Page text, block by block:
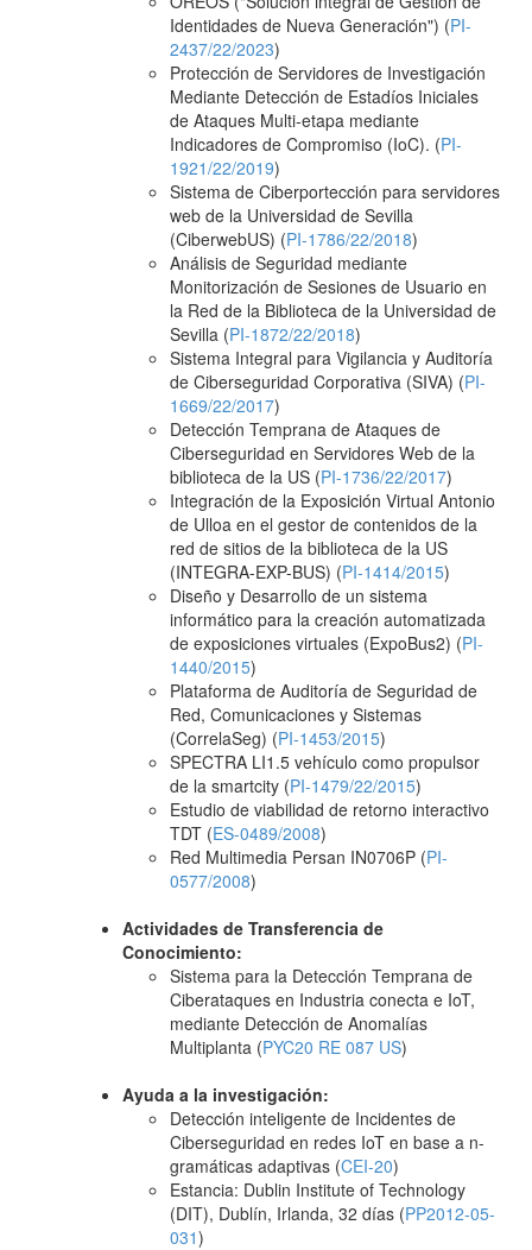
Identidades de Nueva Generación") (PI-
2437/22/2023)
Protección de Servidores de Investigación
Mediante Detección de Estadíos Iniciales
de Ataques Multi-etapa mediante
Indicadores de Compromiso (IoC). (PI-
1921/22/2019)
Sistema de Ciberportección para servidores
web de la Universidad de Sevilla
(CiberwebUS) (PI-1786/22/2018)
Análisis de Seguridad mediante
Monitorización de Sesiones de Usuario en
la Red de la Biblioteca de la Universidad de
Sevilla (PI-1872/22/2018)
Sistema Integral para Vigilancia y Auditoría
de Ciberseguridad Corporativa (SIVA) (PI-
1669/22/2017)
Detección Temprana de Ataques de
Ciberseguridad en Servidores Web de la
biblioteca de la US (PI-1736/22/2017)
Integración de la Exposición Virtual Antonio
de Ulloa en el gestor de contenidos de la
red de sitios de la biblioteca de la US
(INTEGRA-EXP-BUS) (PI-1414/2015)
Diseño y Desarrollo de un sistema
informático para la creación automatizada
de exposiciones virtuales (ExpoBus2) (PI-
1440/2015)
Plataforma de Auditoría de Seguridad de
Red, Comunicaciones y Sistemas
(CorrelaSeg) (PI-1453/2015)
SPECTRA LI1.5 vehículo como propulsor
de la smartcity (PI-1479/22/2015)
Estudio de viabilidad de retorno interactivo
TDT (ES-0489/2008)
Red Multimedia Persan IN0706P (PI-
0577/2008)
Actividades de Transferencia de
Conocimiento:
Sistema para la Detección Temprana de
Ciberataques en Industria conecta e IoT,
mediante Detección de Anomalías
Multiplanta (PYC20 RE 087 US)
Ayuda a la investigación:
Detección inteligente de Incidentes de
Ciberseguridad en redes IoT en base a n-
gramáticas adaptivas (CEI-20)
Estancia: Dublin Institute of Technology
(DIT), Dublín, Irlanda, 32 días (PP2012-05-
031)